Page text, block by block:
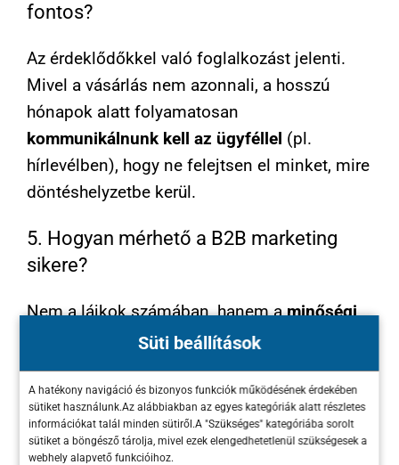
Süti beállítások
A hatékony navigáció és bizonyos funkciók működésének érdekében
sütiket használunk.Az alábbiakban az egyes kategóriák alatt részletes
információkat talál minden sütiről.A "Szükséges" kategóriába sorolt
sütiket a böngésző tárolja, mivel ezek elengedhetetlenül szükségesek a
webhely alapvető funkcióihoz.
fontos?
Az érdeklődőkkel való foglalkozást jelenti.
Mivel a vásárlás nem azonnali, a hosszú
hónapok alatt folyamatosan
kommunikálnunk kell az ügyféllel (pl.
hírlevélben), hogy ne felejtsen el minket, mire
döntéshelyzetbe kerül.
5. Hogyan mérhető a B2B marketing
sikere?
Nem a lájkok számában, hanem aminőségi
(érdeklődők) mennyiségében és a
tömeges elérés, hanem a pontos célzás.
2025. november 14. | Blogcikk